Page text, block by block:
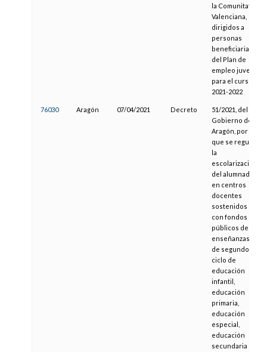
la Comunitat
Valenciana,
dirigidos a
personas
beneficiarias
del Plan de
empleo juvenil
para el curso
2021-2022
76030 Aragón 07/04/2021 Decreto
51/2021, del
Gobierno de
Aragón, por el
que se regula
la
escolarización
del alumnado
en centros
docentes
sostenidos
con fondos
públicos de las
enseñanzas
de segundo
ciclo de
educación
infantil,
educación
primaria,
educación
especial,
educación
secundaria